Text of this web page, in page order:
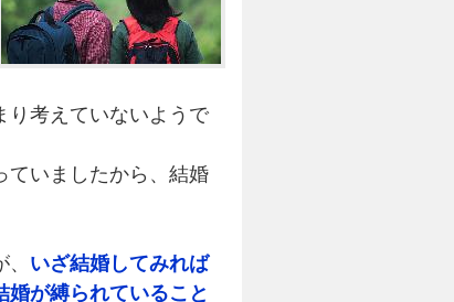
り考えていないようで
ていましたから、結婚
いざ結婚してみれば
が縛られていること